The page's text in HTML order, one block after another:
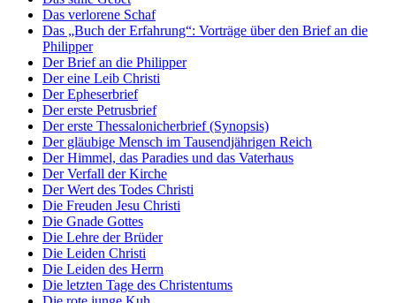
Das verlorene Schaf
Das „Buch der Erfahrung“: Vorträge über den Brief an die
Philipper
Der Brief an die Philipper
Der eine Leib Christi
Der Epheserbrief
Der erste Petrusbrief
Der erste Thessalonicherbrief (Synopsis)
Der gläubige Mensch im Tausendjährigen Reich
Der Himmel, das Paradies und das Vaterhaus
Der Verfall der Kirche
Der Wert des Todes Christi
Die Freuden Jesu Christi
Die Gnade Gottes
Die Lehre der Brüder
Die Leiden Christi
Die Leiden des Herrn
Die letzten Tage des Christentums